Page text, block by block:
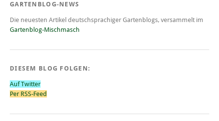
GARTENBLOG-NEWS
Die neuesten Artikel deutschsprachiger Gartenblogs, versammelt im
Gartenblog-Mischmasch
DIESEM BLOG FOLGEN:
Auf Twitter
Per RSS-Feed